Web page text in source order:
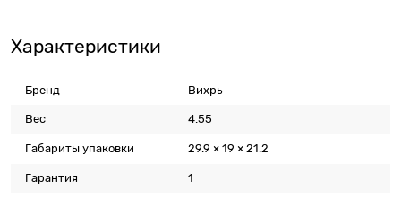
Характеристики
Бренд Вихрь
Вес 4.55
Габариты упаковки 29.9 × 19 × 21.2
Гарантия 1